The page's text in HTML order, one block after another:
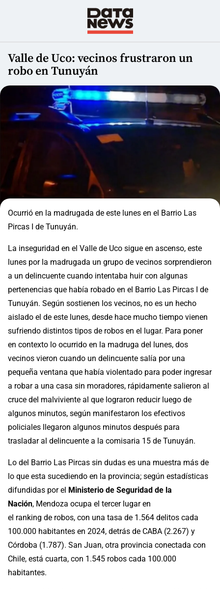
Valle de Uco: vecinos frustraron un
robo en Tunuyán
Ocurrió en la madrugada de este lunes en el Barrio Las
Pircas I de Tunuyán.
La inseguridad en el Valle de Uco sigue en ascenso, este
lunes por la madrugada un grupo de vecinos sorprendieron
a un delincuente cuando intentaba huir con algunas
pertenencias que había robado en el Barrio Las Pircas I de
Tunuyán. Según sostienen los vecinos, no es un hecho
aislado el de este lunes, desde hace mucho tiempo vienen
sufriendo distintos tipos de robos en el lugar. Para poner
en contexto lo ocurrido en la madruga del lunes, dos
vecinos vieron cuando un delincuente salía por una
pequeña ventana que había violentado para poder ingresar
a robar a una casa sin moradores, rápidamente salieron al
cruce del malviviente al que lograron reducir luego de
algunos minutos, según manifestaron los efectivos
policiales llegaron algunos minutos después para
trasladar al delincuente a la comisaria 15 de Tunuyán.
Lo del Barrio Las Pircas sin dudas es una muestra más de
lo que esta sucediendo en la provincia; según estadísticas
difundidas por el Ministerio de Seguridad de la
Nación, Mendoza ocupa el tercer lugar en
el ranking de robos, con una tasa de 1.564 delitos cada
100.000 habitantes en 2024, detrás de CABA (2.267) y
Córdoba (1.787). San Juan, otra provincia conectada con
Chile, está cuarta, con 1.545 robos cada 100.000
habitantes.